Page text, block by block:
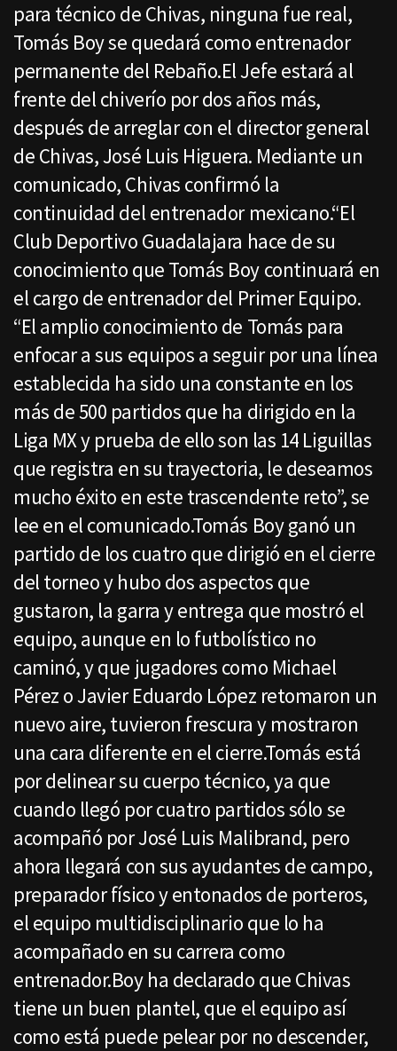
para técnico de Chivas, ninguna fue real,
Tomás Boy se quedará como entrenador
permanente del Rebaño.El Jefe estará al
frente del chiverío por dos años más,
después de arreglar con el director general
de Chivas, José Luis Higuera. Mediante un
comunicado, Chivas confirmó la
continuidad del entrenador mexicano.“El
Club Deportivo Guadalajara hace de su
conocimiento que Tomás Boy continuará en
el cargo de entrenador del Primer Equipo.
“El amplio conocimiento de Tomás para
enfocar a sus equipos a seguir por una línea
establecida ha sido una constante en los
más de 500 partidos que ha dirigido en la
Liga MX y prueba de ello son las 14 Liguillas
que registra en su trayectoria, le deseamos
mucho éxito en este trascendente reto”, se
lee en el comunicado.Tomás Boy ganó un
partido de los cuatro que dirigió en el cierre
del torneo y hubo dos aspectos que
gustaron, la garra y entrega que mostró el
equipo, aunque en lo futbolístico no
caminó, y que jugadores como Michael
Pérez o Javier Eduardo López retomaron un
nuevo aire, tuvieron frescura y mostraron
una cara diferente en el cierre.Tomás está
por delinear su cuerpo técnico, ya que
cuando llegó por cuatro partidos sólo se
acompañó por José Luis Malibrand, pero
ahora llegará con sus ayudantes de campo,
preparador físico y entonados de porteros,
el equipo multidisciplinario que lo ha
acompañado en su carrera como
entrenador.Boy ha declarado que Chivas
tiene un buen plantel, que el equipo así
como está puede pelear por no descender,